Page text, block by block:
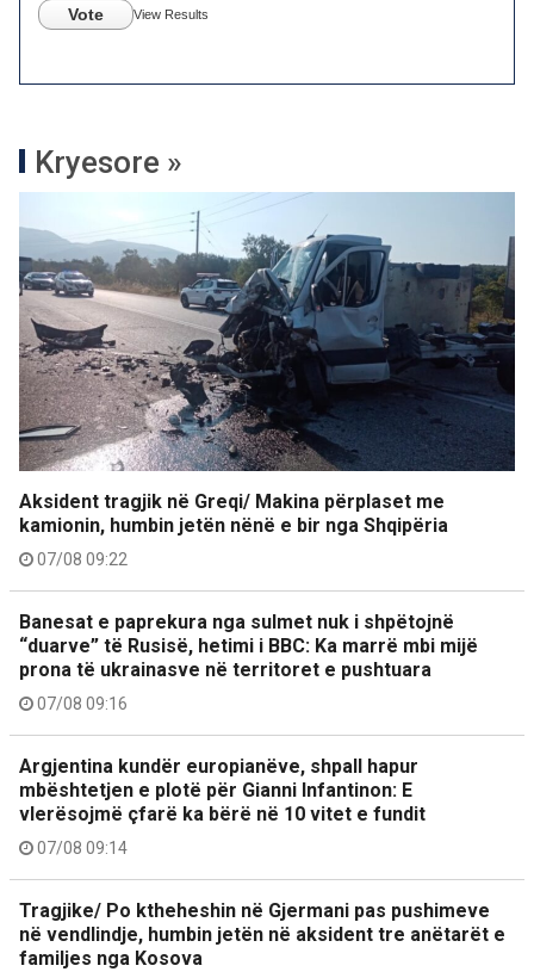
Vote View Results
Kryesore »
Aksident tragjik në Greqi/ Makina përplaset me
kamionin, humbin jetën nënë e bir nga Shqipëria
07/08 09:22
Banesat e paprekura nga sulmet nuk i shpëtojnë
“duarve” të Rusisë, hetimi i BBC: Ka marrë mbi mijë
prona të ukrainasve në territoret e pushtuara
07/08 09:16
Argjentina kundër europianëve, shpall hapur
mbështetjen e plotë për Gianni Infantinon: E
vlerësojmë çfarë ka bërë në 10 vitet e fundit
07/08 09:14
Tragjike/ Po ktheheshin në Gjermani pas pushimeve
në vendlindje, humbin jetën në aksident tre anëtarët e
familjes nga Kosova